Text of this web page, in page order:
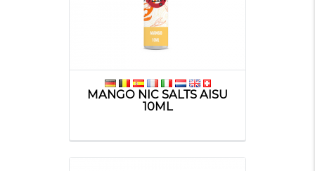
MANGO NIC SALTS AISU
10ML